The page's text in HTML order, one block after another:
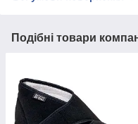
Подібні товари